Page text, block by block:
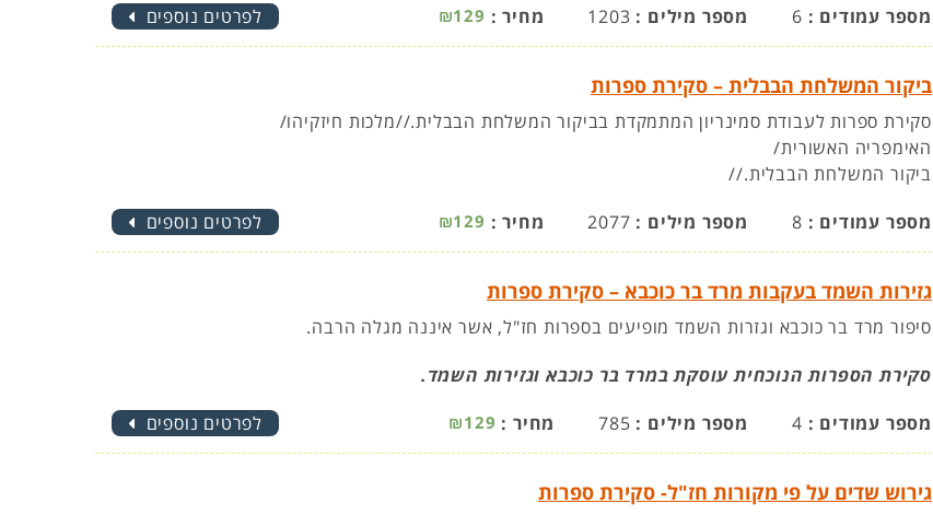
מספר עמודים : 6 מספר מילים : 1203 מחיר : ₪129 לפרטים נוספים
ביקור המשלחת הבבלית – סקירת ספרות
סקירת ספרות לעבודת סמינריון המתמקדת בביקור המשלחת הבבלית.//מלכות חיזקיהו/
האימפריה האשורית/
ביקור המשלחת הבבלית.//
מספר עמודים : 8 מספר מילים : 2077 מחיר : ₪129 לפרטים נוספים
גזירות השמד בעקבות מרד בר כוכבא – סקירת ספרות
סיפור מרד בר כוכבא וגזרות השמד מופיעים בספרות חז"ל, אשר איננה מגלה הרבה.
סקירת הספרות הנוכחית עוסקת במרד בר כוכבא וגזירות השמד.
מספר עמודים : 4 מספר מילים : 785 מחיר : ₪129 לפרטים נוספים
גירוש שדים על פי מקורות חז"ל- סקירת ספרות